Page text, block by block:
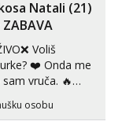
Natali (21)
Voliš
❤️ Onda me
vruča.‎ ️‍🔥
100%
su mi uvijek
užitak. 💦
osobu